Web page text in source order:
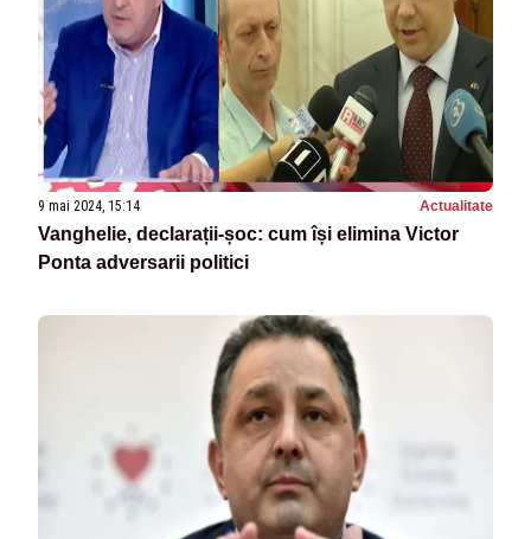
9 mai 2024, 15:14 Actualitate
Vanghelie, declarații-șoc: cum își elimina Victor
Ponta adversarii politici